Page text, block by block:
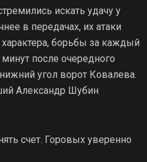
искать удачу у
в передачах, их атаки
борьбы за каждый
после очередного
угол ворот Ковалева.
Александр Шубин
счет. Горовых уверенно